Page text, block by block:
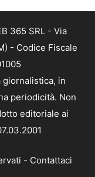
365 SRL - Via
- Codice Fiscale
giornalistica, in
periodicità. Non
editoriale ai
- Contattaci